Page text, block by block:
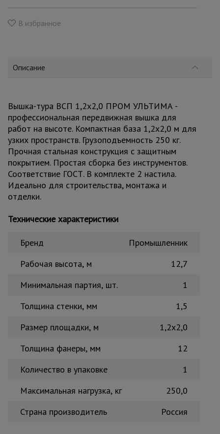
Штукатурные
комплекты
Сварочные
аппараты
Металл и
металлообработка
В избранное
Описание
Вышка-тура ВСП 1,2x2,0 ПРОМ УЛЬТИМА -
профессиональная передвижная вышка для
работ на высоте. Компактная база 1,2x2,0 м для
узких пространств. Грузоподъемность 250 кг.
Прочная стальная конструкция с защитным
покрытием. Простая сборка без инструментов.
Соответствие ГОСТ. В комплекте 2 настила.
Идеально для строительства, монтажа и
отделки.
Технические характеристики
Бренд
Промышленник
Рабочая высота, м
12,7
Минимальная партия, шт.
1
Толщина стенки, мм
1,5
Размер площадки, м
1,2x2,0
Толщина фанеры, мм
12
Количество в упаковке
1
Максимальная нагрузка, кг
250,0
Страна производитель
Россия